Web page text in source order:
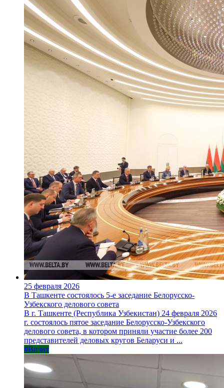
25 февраля 2026
В Ташкенте состоялось 5-е заседание Белорусско-
Узбекского делового совета
В г. Ташкенте (Республика Узбекистан) 24 февраля 2026
г. состоялось пятое заседание Белорусско-Узбекского
делового совета, в котором приняли участие более 200
представителей деловых кругов Беларуси и ...
#Визит